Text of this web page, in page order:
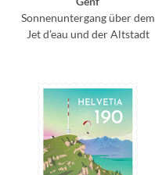
Sonnenuntergang über dem
Jet d’eau und der Altstadt